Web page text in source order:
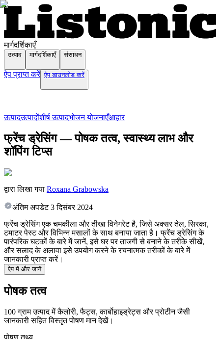
मार्गदर्शिकाएँ
उत्पाद मार्गदर्शिकाएँ संसाधन
ऐप प्राप्त करें ऐप डाउनलोड करें
उत्पादउत्पादोंशीर्ष उत्पादभोजन योजनाएँआहार
फ्रेंच ड्रेसिंग — पोषक तत्व, स्वास्थ्य लाभ और
शॉपिंग टिप्स
द्वारा लिखा गया Roxana Grabowska
अंतिम अपडेट 3 दिसंबर 2024
फ्रेंच ड्रेसिंग एक चमकीला और तीखा विनेगरेट है, जिसे अक्सर तेल, सिरका,
टमाटर पेस्ट और विभिन्न मसालों के साथ बनाया जाता है। फ्रेंच ड्रेसिंग के
पारंपरिक घटकों के बारे में जानें, इसे घर पर ताजगी से बनाने के तरीके सीखें,
और सलाद के अलावा इसे उपयोग करने के रचनात्मक तरीकों के बारे में
जानकारी प्राप्त करें।
ऐप में और जानें
पोषक तत्व
100 ग्राम उत्पाद में कैलोरी, फैट्स, कार्बोहाइड्रेट्स और प्रोटीन जैसी
जानकारी सहित विस्तृत पोषण मान देखें।
पोषण तथ्य